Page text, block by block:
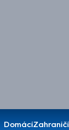
DomácíZahraničí